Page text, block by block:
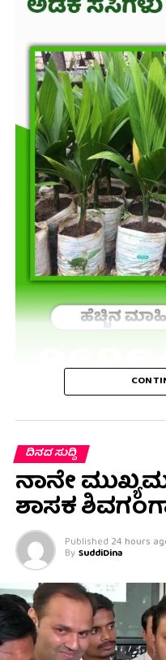
ದಿನದ ಸುದ್ದಿ
ನಾನೇ
ಶಾಸಕ
Published 24 hours
By SuddiDina